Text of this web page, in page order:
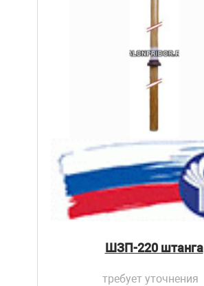
ШЗП-220 штанга
требует уточнения